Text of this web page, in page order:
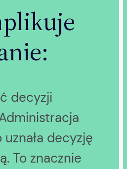
decyzji
decyzję
To znacznie